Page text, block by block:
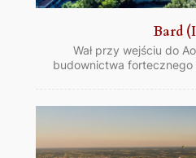
Bard
Wał przy wejściu do
budownictwa